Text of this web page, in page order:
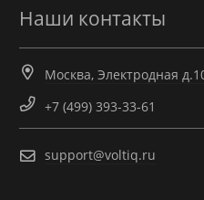
Наши контакты
Москва, Электродная
+7 (499) 393-33-61
support@voltiq.ru